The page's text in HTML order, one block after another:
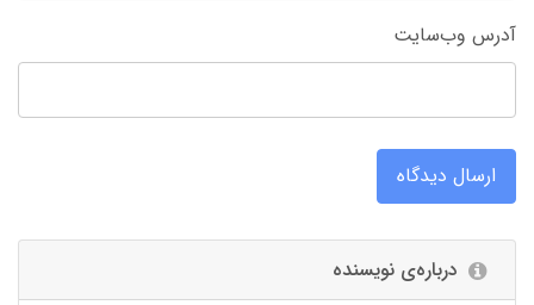
آدرس وب‌سایت
ارسال دیدگاه
درباره‌ی نویسنده